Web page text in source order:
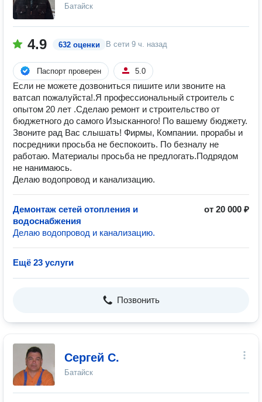
Батайск
4.9 632 оценки В сети 9 ч. назад
Паспорт проверен 5.0
Если не можете дозвониться пишите или звоните на
ватсап пожалуйста!.Я профессиональный строитель с
опытом 20 лет .Сделаю ремонт и строительство от
бюджетного до самого Изысканного! По вашему бюджету.
Звоните рад Вас слышать! Фирмы, Компании. прорабы и
посредники просьба не беспокоить. По безналу не
работаю. Материалы просьба не предлогать.Подрядом
не нанимаюсь.
Делаю водопровод и канализацию.
Демонтаж сетей отопления и
водоснабжения
от 20 000 ₽
Делаю водопровод и канализацию.
Ещё 23 услуги
Позвонить
Сергей С.
Батайск